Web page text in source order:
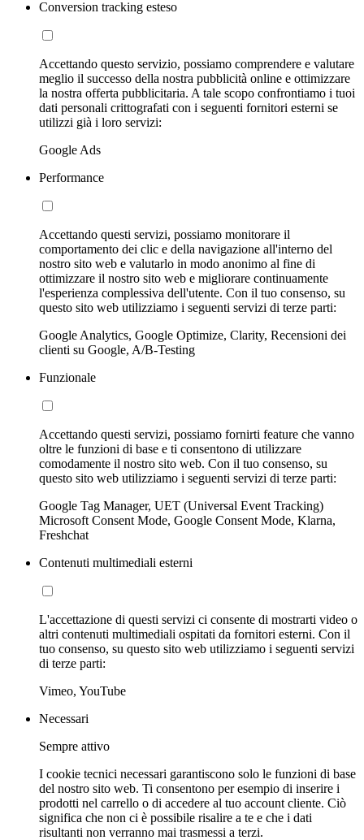
Conversion tracking esteso
Accettando questo servizio, possiamo comprendere e valutare
meglio il successo della nostra pubblicità online e ottimizzare
la nostra offerta pubblicitaria. A tale scopo confrontiamo i tuoi
dati personali crittografati con i seguenti fornitori esterni se
utilizzi già i loro servizi:
Google Ads
Performance
Accettando questi servizi, possiamo monitorare il
comportamento dei clic e della navigazione all'interno del
nostro sito web e valutarlo in modo anonimo al fine di
ottimizzare il nostro sito web e migliorare continuamente
l'esperienza complessiva dell'utente. Con il tuo consenso, su
questo sito web utilizziamo i seguenti servizi di terze parti:
Google Analytics, Google Optimize, Clarity, Recensioni dei
clienti su Google, A/B-Testing
Funzionale
Accettando questi servizi, possiamo fornirti feature che vanno
oltre le funzioni di base e ti consentono di utilizzare
comodamente il nostro sito web. Con il tuo consenso, su
questo sito web utilizziamo i seguenti servizi di terze parti:
Google Tag Manager, UET (Universal Event Tracking)
Microsoft Consent Mode, Google Consent Mode, Klarna,
Freshchat
Contenuti multimediali esterni
L'accettazione di questi servizi ci consente di mostrarti video o
altri contenuti multimediali ospitati da fornitori esterni. Con il
tuo consenso, su questo sito web utilizziamo i seguenti servizi
di terze parti:
Vimeo, YouTube
Necessari
Sempre attivo
I cookie tecnici necessari garantiscono solo le funzioni di base
del nostro sito web. Ti consentono per esempio di inserire i
prodotti nel carrello o di accedere al tuo account cliente. Ciò
significa che non ci è possibile risalire a te e che i dati
risultanti non verranno mai trasmessi a terzi.